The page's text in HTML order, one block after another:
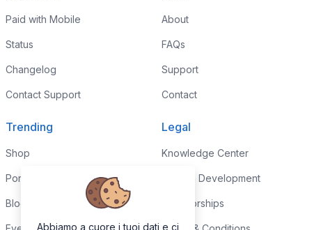
Paid with Mobile
Status
Changelog
Contact Support
About
FAQs
Support
Contact
Trending
Shop
Portfolio
Blog
Legal
Knowledge Center
Custom Development
Sponsorships
Abbiamo a cuore i tuoi dati e ci